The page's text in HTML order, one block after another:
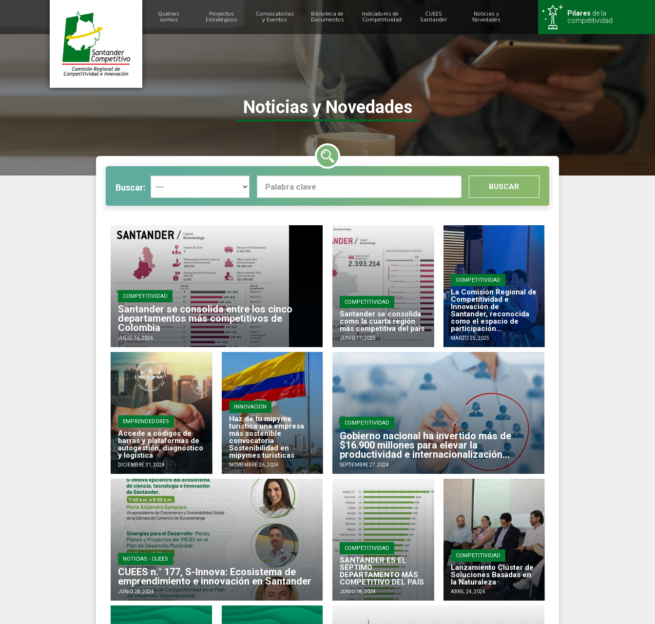
Pilares de la
competitividad
Quiénes
somos
Miembros
Estructura
Proyectos
Estratégicos
Convocatorias
y Eventos
Biblioteca de
Documentos
Indicadores de
Competitividad
CUEES
Santander
Noticias y
Novedades
Noticias y Novedades
Buscar: BUSCAR
COMPETITIVIDAD
Santander se consolida entre los cinco
departamentos más competitivos de
Colombia
JULIO 16, 2026
COMPETITIVIDAD
Santander se consolida
como la cuarta región
más competitiva del país
JUNIO 11, 2025
COMPETITIVIDAD
La Comisión Regional de
Competitividad e
Innovación de
Santander, reconocida
como el espacio de
participación...
MARZO 25, 2025
EMPRENDEDORES
Accede a códigos de
barras y plataformas de
autogestión, diagnóstico
y logística
DICIEMBRE 31, 2024
INNOVACIÓN
Haz de tu mipyme
turística una empresa
más sostenible
convocatoria
Sostenibilidad en
mipymes turísticas
NOVIEMBRE 26, 2024
COMPETITIVIDAD
Gobierno nacional ha invertido más de
$16.900 millones para elevar la
productividad e internacionalización...
SEPTIEMBRE 27, 2024
NOTICIAS - CUEES
CUEES n.° 177, S-Innova: Ecosistema de
emprendimiento e innovación en Santander
JUNIO 28, 2024
COMPETITIVIDAD
SANTANDER ES EL
SÉPTIMO
DEPARTAMENTO MÁS
COMPETITIVO DEL PAÍS
JUNIO 18, 2024
COMPETITIVIDAD
Lanzamiento Clúster de
Soluciones Basadas en
la Naturaleza
ABRIL 24, 2024